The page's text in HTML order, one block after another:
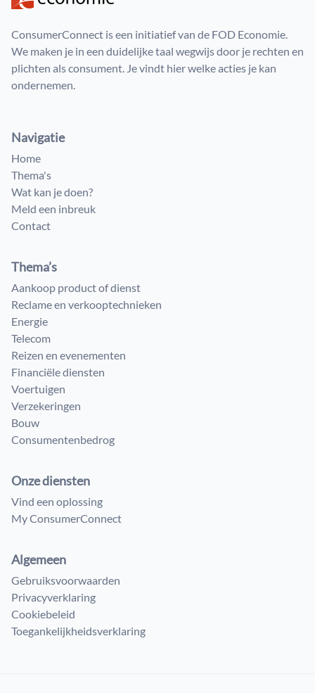
ConsumerConnect is een initiatief van de FOD Economie.
We maken je in een duidelijke taal wegwijs door je rechten en
plichten als consument. Je vindt hier welke acties je kan
ondernemen.
Navigatie
Home
Thema's
Wat kan je doen?
Meld een inbreuk
Contact
Thema’s
Aankoop product of dienst
Reclame en verkooptechnieken
Energie
Telecom
Reizen en evenementen
Financiële diensten
Voertuigen
Verzekeringen
Bouw
Consumenten​bedrog
Onze diensten
Vind een oplossing
My ConsumerConnect
Algemeen
Gebruiksvoorwaarden
Privacyverklaring
Cookiebeleid
Toegankelijkheidsverklaring